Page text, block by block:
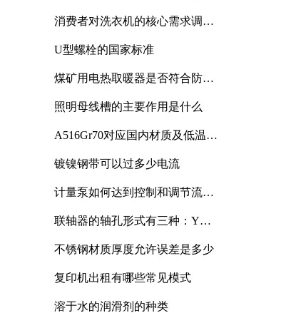
消费者对洗衣机的核心需求调研
U型螺栓的国家标准
煤矿用电热取暖器是否符合防爆
照明母线槽的主要作用是什么
A516Gr70对应国内材质及低温冲
镀镍钢带可以过多少电流
计量泵如何达到控制和调节流量
联轴器的轴孔形式有三种：Y
不锈钢材质厚度允许误差是多少
复印机出租有哪些常见模式
溶于水的润滑剂的种类